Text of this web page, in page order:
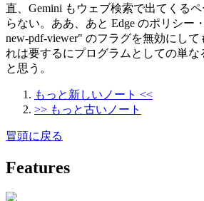
直、Gemini もウェブ検索で出てくる
らない。ああ、あと Edge のポリシー
new-pdf-viewer" のフラグを無効にし
れは要するにプログラムとしての単
と思う。
もっと新しいノート <<
>> もっと古いノート
冒頭に戻る
Features